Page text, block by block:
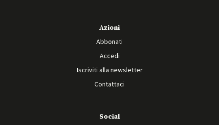
Azioni
Abbonati
Accedi
Iscriviti alla newsletter
Contattaci
Social